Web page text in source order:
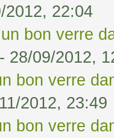
2012, 22:04
bon verre
- 28/09/2012,
bon verre
2012, 23:49
bon verre